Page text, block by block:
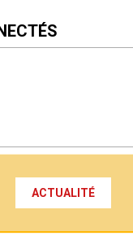
ACTUALITÉ